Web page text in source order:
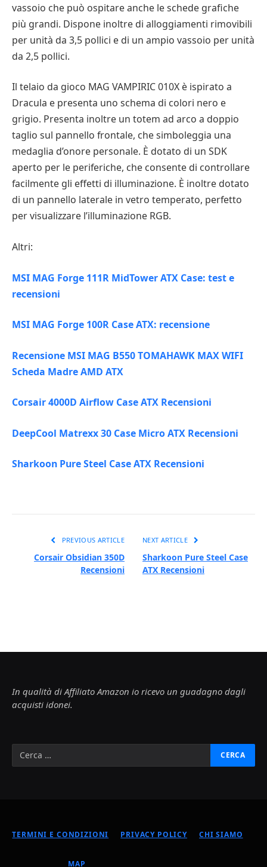
vassoio che può ospitare anche le schede grafiche
più grandi. Dispone inoltre di alloggiamenti rimovibili
per unità da 3,5 pollici e di un ampio vassoio per unità
da 2,5 pollici.
Il telaio da gioco MAG VAMPIRIC 010X è ispirato a
Dracula e presenta uno schema di colori nero e
grigio. Presenta inoltre un totem ad arco a doppio
taglio sul pannello frontale, che simboleggia una
medaglia d’onore personale. È dotato di un SDK
aperto per le periferiche, che consente di controllare
facilmente gli effetti di illuminazione. È inoltre dotato
di un pannello laterale in vetro temperato, perfetto
per visualizzare l’illuminazione RGB.
Altri:
MSI MAG Forge 111R MidTower ATX Case: test e
recensioni
MSI MAG Forge 100R Case ATX: recensione
Recensione MSI MAG B550 TOMAHAWK MAX WIFI
Scheda Madre AMD ATX
Corsair 4000D Airflow Case ATX Recensioni
DeepCool Matrexx 30 Case Micro ATX Recensioni
Sharkoon Pure Steel Case ATX Recensioni
PREVIOUS ARTICLE
Corsair Obsidian 350D
Recensioni
NEXT ARTICLE
Sharkoon Pure Steel Case
ATX Recensioni
In qualità di Affiliato Amazon io ricevo un guadagno dagli
acquisti idonei.
TERMINI E CONDIZIONI PRIVACY POLICY CHI SIAMO
MAP